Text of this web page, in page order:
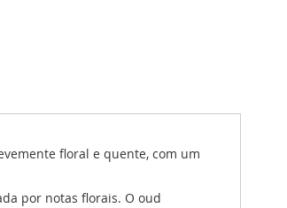
floral e quente, com um
por notas florais. O oud